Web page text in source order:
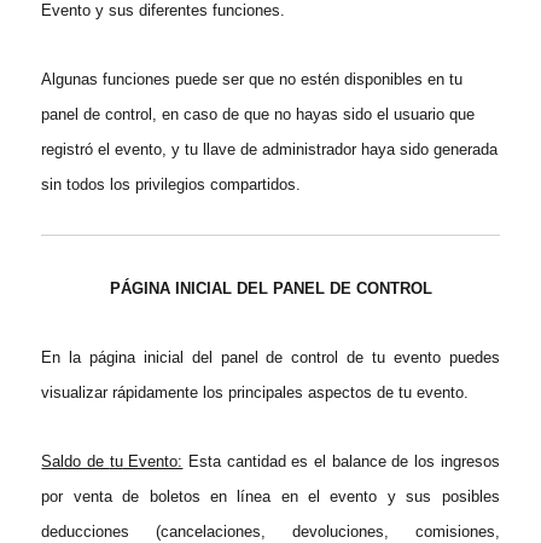
Evento y sus diferentes funciones.
Algunas funciones puede ser que no estén disponibles en tu
panel de control, en caso de que no hayas sido el usuario que
registró el evento, y tu llave de administrador haya sido generada
sin todos los privilegios compartidos.
PÁGINA INICIAL DEL PANEL DE CONTROL
En la página inicial del panel de control de tu evento puedes
visualizar rápidamente los principales aspectos de tu evento.
Saldo de tuEvento: Esta cantidad es el balance de los ingresos
por venta de boletos en línea en el evento y sus posibles
deducciones (cancelaciones, devoluciones, comisiones,